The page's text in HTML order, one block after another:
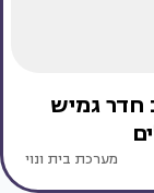
חדר גמיש
מערכת בית ונוי